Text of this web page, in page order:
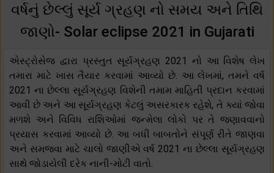
વર્ષનું છેલ્લું સૂર્ય ગ્રહણ નો સમય અને તિથિ
જાણો- Solar eclipse 2021 in Gujarati
એસ્ટ્રોસેજ દ્વારા પ્રસ્તુત સૂર્યગ્રહણ 2021 નો આ વિશેષ લેખ
તમારા માટે ખાસ તૈયાર કરવામાં આવ્યો છે. આ લેખમાં, તમને વર્ષ
2021 ના ​​છેલ્લા સૂર્યગ્રહણ વિશેની તમામ માહિતી પ્રદાન કરવામાં
આવી છે અને આ સૂર્યગ્રહણ કેટલું અસરકારક રહેશે, તે ક્યાં જોવા
મળશે અને વિવિધ રાશિઓમાં જન્મેલા લોકો પર તે જણાવવાનો
પ્રયાસ કરવામાં આવ્યો છે. આ બધી બાબતોને સંપૂર્ણ રીતે જાણવા
અને સમજવા માટે ચાલો જાણીએ વર્ષ 2021 ના છેલ્લા સૂર્યગ્રહણ
સાથે જોડાયેલી દરેક નાની-મોટી વાતો.